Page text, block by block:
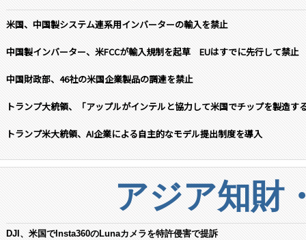
米国、中国製システム連系用インバーターの輸入を禁止
中国製インバーター、米FCCが輸入規制を起草 EUはすでに先行して禁止
中国財政部、46社の米国企業製品の調達を禁止
トランプ大統領、「アップルがインテルと協力して米国でチップを製造す
トランプ米大統領、AI企業による自主的なモデル提出制度を導入
アジア知財
DJI、米国でInsta360のLunaカメラを特許侵害で提訴